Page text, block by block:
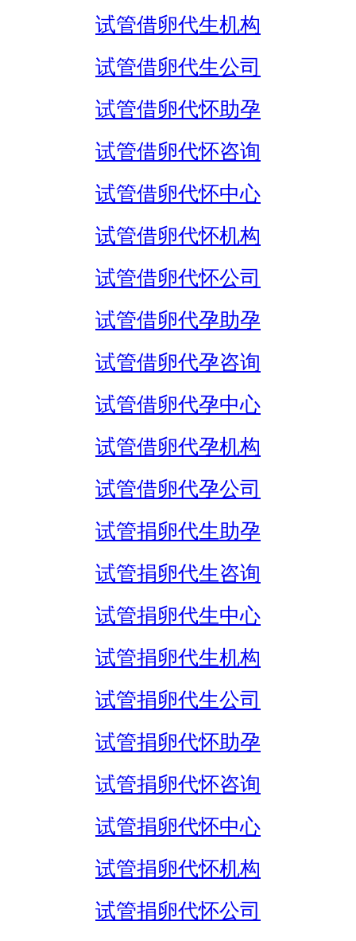
试管借卵代生机构
试管借卵代生公司
试管借卵代怀助孕
试管借卵代怀咨询
试管借卵代怀中心
试管借卵代怀机构
试管借卵代怀公司
试管借卵代孕助孕
试管借卵代孕咨询
试管借卵代孕中心
试管借卵代孕机构
试管借卵代孕公司
试管捐卵代生助孕
试管捐卵代生咨询
试管捐卵代生中心
试管捐卵代生机构
试管捐卵代生公司
试管捐卵代怀助孕
试管捐卵代怀咨询
试管捐卵代怀中心
试管捐卵代怀机构
试管捐卵代怀公司